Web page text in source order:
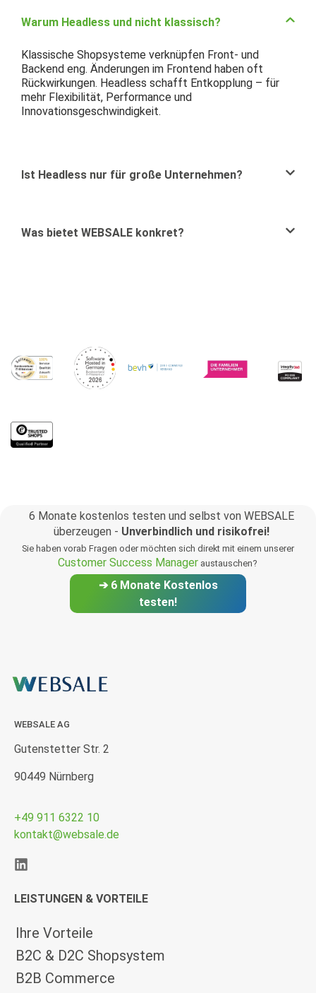
Warum Headless und nicht klassisch?
Klassische Shopsysteme verknüpfen Front- und
Backend eng. Änderungen im Frontend haben oft
Rückwirkungen. Headless schafft Entkopplung – für
mehr Flexibilität, Performance und
Innovationsgeschwindigkeit.
Ist Headless nur für große Unternehmen?
Was bietet WEBSALE konkret?
6 Monate kostenlos testen und selbst von WEBSALE
überzeugen - Unverbindlich und risikofrei!
Sie haben vorab Fragen oder möchten sich direkt mit einem unserer
Customer Success Manageraustauschen?
➔ 6 Monate Kostenlos
testen!
WEBSALE AG
Gutenstetter Str. 2
90449 Nürnberg
+49 911 6322 10
kontakt@websale.de
LEISTUNGEN & VORTEILE
Ihre Vorteile
B2C & D2C Shopsystem
B2B Commerce